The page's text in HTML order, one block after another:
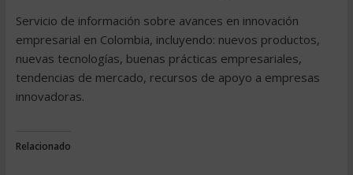
Servicio de información sobre avances en innovación
empresarial en Colombia, incluyendo: nuevos productos,
nuevas tecnologías, buenas prácticas empresariales,
tendencias de mercado, recursos de apoyo a empresas
innovadoras.
Relacionado